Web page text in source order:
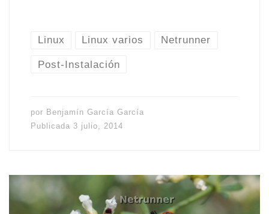
Linux Linux varios Netrunner
Post-Instalación
por Benjamín García García
Publicada 3 julio, 2014